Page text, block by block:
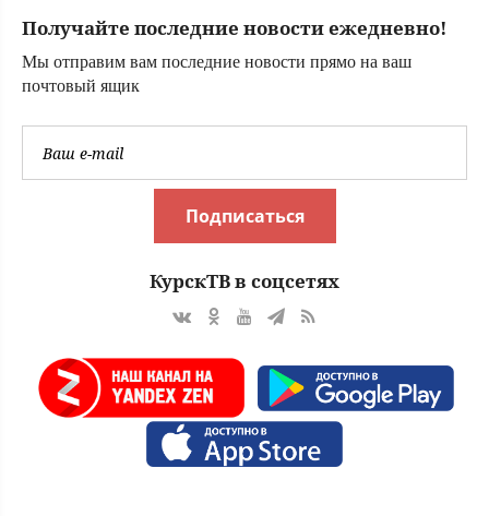
Амурскую
Получайте последние новости ежедневно!
Мы отправим вам последние новости прямо на ваш
почтовый ящик
Подписаться
КурскТВ в соцсетях